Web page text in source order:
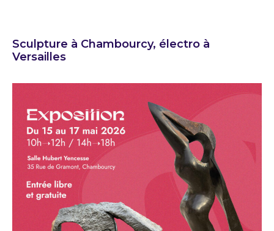
Sculpture à Chambourcy, électro à
Versailles